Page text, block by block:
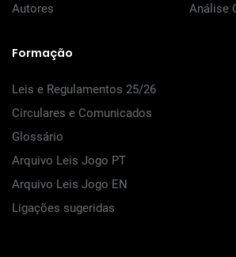
Autores
Análise
Formação
Leis e Regulamentos 25/26
Circulares e Comunicados
Glossário
Arquivo Leis Jogo PT
Arquivo Leis Jogo EN
Ligações sugeridas